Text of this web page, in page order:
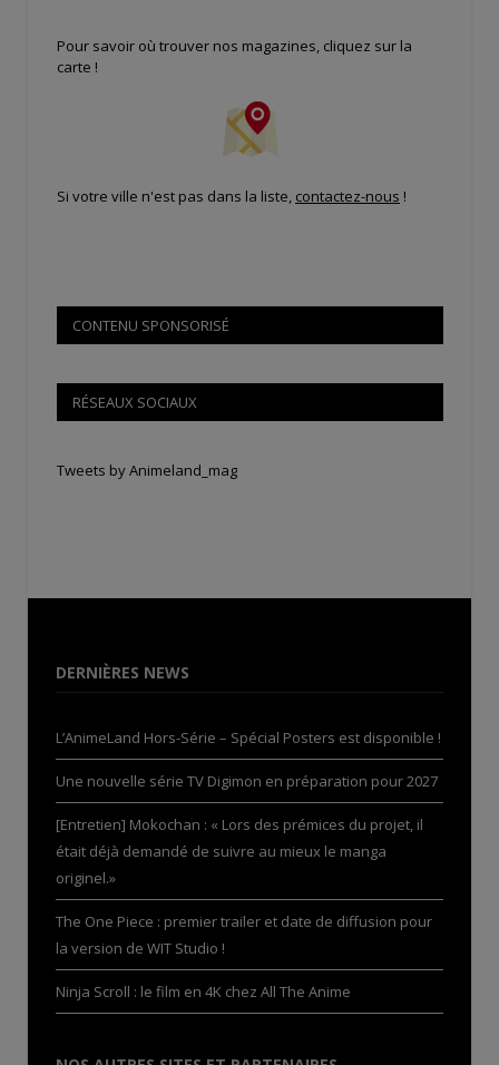
Pour savoir où trouver nos magazines, cliquez sur la
carte !
Si votre ville n'est pas dans la liste, contactez-nous !
CONTENU SPONSORISÉ
RÉSEAUX SOCIAUX
Tweets by Animeland_mag
DERNIÈRES NEWS
L’AnimeLand Hors-Série – Spécial Posters est disponible !
Une nouvelle série TV Digimon en préparation pour 2027
[Entretien] Mokochan : « Lors des prémices du projet, il
était déjà demandé de suivre au mieux le manga
originel.»
The One Piece : premier trailer et date de diffusion pour
la version de WIT Studio !
Ninja Scroll : le film en 4K chez All The Anime